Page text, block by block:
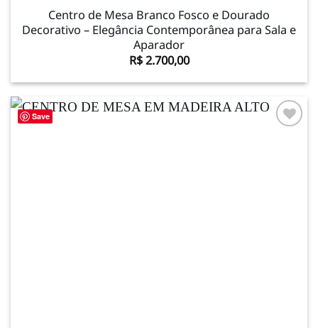
Centro de Mesa Branco Fosco e Dourado
Decorativo – Elegância Contemporânea para Sala e
Aparador
R$2.700,00
Save